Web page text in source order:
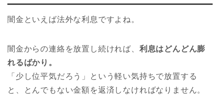
闇金といえば法外な利息ですよね。
闇金からの連絡を放置し続ければ、 利息はどんどん膨
れるばかり。
「少し位平気だろう」という軽い気持ちで放置する
と、とんでもない金額を返済しなければなりません。